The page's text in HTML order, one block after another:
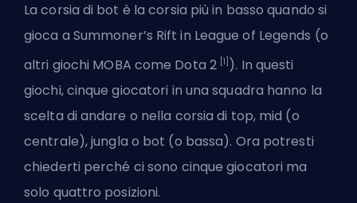
La corsia di bot è la corsia più in basso quando si
gioca a Summoner’s Rift in League of Legends (o
altri giochi MOBA come Dota 2 [1] ). In questi
giochi, cinque giocatori in una squadra hanno la
scelta di andare o nella corsia di top, mid (o
centrale), jungla o bot (o bassa). Ora potresti
chiederti perché ci sono cinque giocatori ma
solo quattro posizioni.